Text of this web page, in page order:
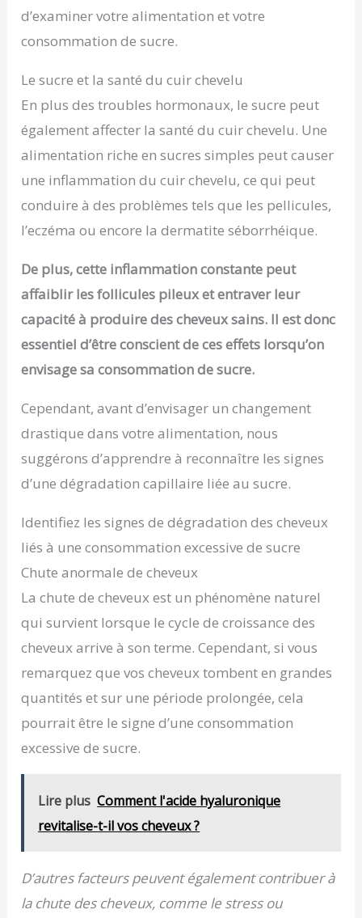
d’examiner votre alimentation et votre
consommation de sucre.
Le sucre et la santé du cuir chevelu
En plus des troubles hormonaux, le sucre peut
également affecter la santé du cuir chevelu. Une
alimentation riche en sucres simples peut causer
une inflammation du cuir chevelu, ce qui peut
conduire à des problèmes tels que les pellicules,
l’eczéma ou encore la dermatite séborrhéique.
De plus, cette inflammation constante peut
affaiblir les follicules pileux et entraver leur
capacité à produire des cheveux sains. Il est donc
essentiel d’être conscient de ces effets lorsqu’on
envisage sa consommation de sucre.
Cependant, avant d’envisager un changement
drastique dans votre alimentation, nous
suggérons d’apprendre à reconnaître les signes
d’une dégradation capillaire liée au sucre.
Identifiez les signes de dégradation des cheveux
liés à une consommation excessive de sucre
Chute anormale de cheveux
La chute de cheveux est un phénomène naturel
qui survient lorsque le cycle de croissance des
cheveux arrive à son terme. Cependant, si vous
remarquez que vos cheveux tombent en grandes
quantités et sur une période prolongée, cela
pourrait être le signe d’une consommation
excessive de sucre.
Lire plus Comment l'acide hyaluronique
revitalise-t-il vos cheveux ?
D’autres facteurs peuvent également contribuer à
la chute des cheveux, comme le stress ou